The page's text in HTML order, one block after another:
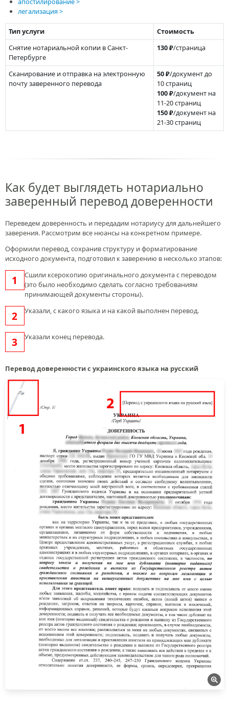
легализация
Тип услуги
Стоимость
Снятие нотариальной копии в Санкт-
Петербурге
130 ₽/страница
Сканирование и отправка на электронную
почту заверенного перевода
50 ₽/документ до
10 страниц
100 ₽/документ на
11-20 страниц
150 ₽/документ на
21-30 страниц
Как будет выглядеть нотариально
заверенный перевод доверенности
Переведем доверенность и передадим нотариусу для дальнейшего
заверения. Рассмотрим все нюансы на конкретном примере.
Оформили перевод, сохранив структуру и форматирование
исходного документа, подготовил к заверению в несколько этапов:
Cшили ксерокопию оригинального документа с переводом
(это было необходимо сделать согласно требованиям
принимающей документы стороны).
Указали, с какого языка и на какой выполнен перевод.
Указали конец перевода.
Перевод доверенности с украинского языка на русский